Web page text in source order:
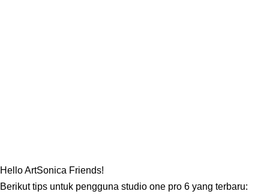
Hello ArtSonica Friends!
Berikut tips untuk pengguna studio one pro 6 yang terbaru: